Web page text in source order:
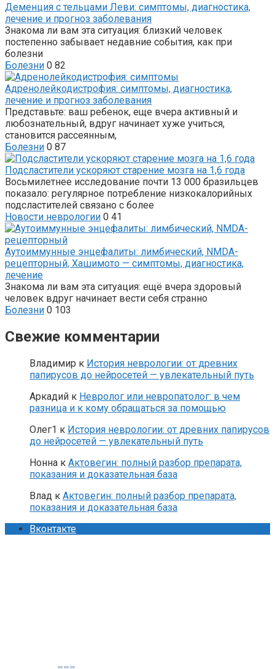
Деменция с тельцами Леви: симптомы, диагностика,
лечение и прогноз заболевания
Знакома ли вам эта ситуация: близкий человек
постепенно забывает недавние события, как при
болезни
Болезни 0 82
Адренолейкодистрофия: симптомы, диагностика,
лечение и прогноз заболевания
Представьте: ваш ребенок, еще вчера активный и
любознательный, вдруг начинает хуже учиться,
становится рассеянным,
Болезни 0 87
Подсластители ускоряют старение мозга на 1,6 года
Восьмилетнее исследование почти 13 000 бразильцев
показало: регулярное потребление низкокалорийных
подсластителей связано с более
Новости неврологии 0 41
Аутоиммунные энцефалиты: лимбический, NMDA-
рецепторный, Хашимото — симптомы, диагностика,
лечение
Знакома ли вам эта ситуация: ещё вчера здоровый
человек вдруг начинает вести себя странно
Болезни 0 103
Свежие комментарии
Владимир к История неврологии: от древних
папирусов до нейросетей — увлекательный путь
Аркадий к Невролог или невропатолог: в чем
разница и к кому обращаться за помощью
Олег1 к История неврологии: от древних папирусов
до нейросетей — увлекательный путь
Нонна к Актовегин: полный разбор препарата,
показания и доказательная база
Влад к Актовегин: полный разбор препарата,
показания и доказательная база
Вконтакте